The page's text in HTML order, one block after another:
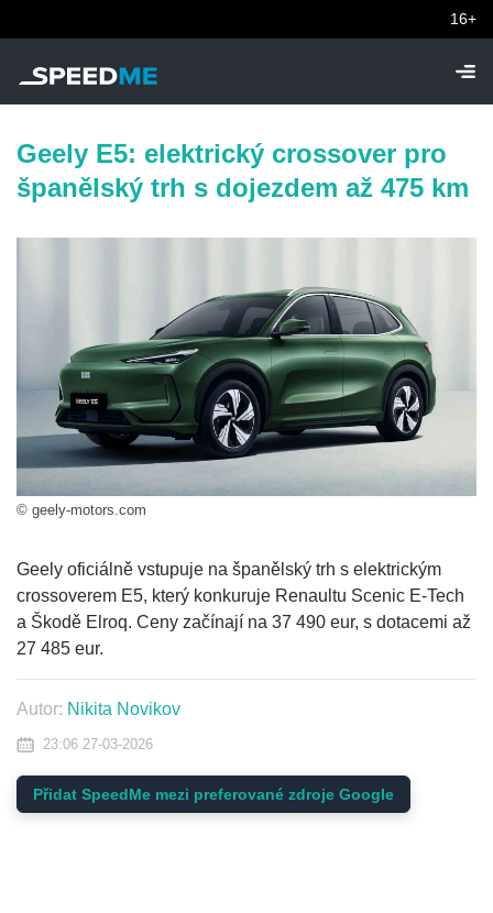
16+
Geely E5: elektrický crossover pro
španělský trh s dojezdem až 475 km
© geely-motors.com
Geely oficiálně vstupuje na španělský trh s elektrickým
crossoverem E5, který konkuruje Renaultu Scenic E-Tech
a Škodě Elroq. Ceny začínají na 37 490 eur, s dotacemi až
27 485 eur.
Autor: Nikita Novikov
23:06 27-03-2026
Přidat SpeedMe mezi preferované zdroje Google